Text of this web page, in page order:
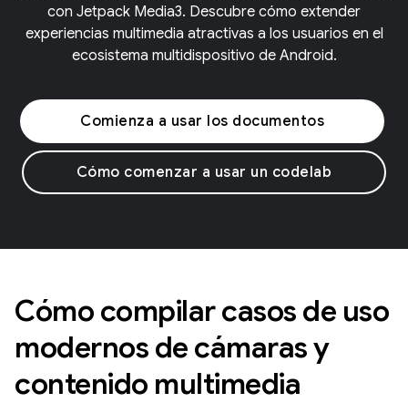
con Jetpack Media3. Descubre cómo extender
experiencias multimedia atractivas a los usuarios en el
ecosistema multidispositivo de Android.
Comienza a usar los documentos
Cómo comenzar a usar un codelab
Cómo compilar casos de uso
modernos de cámaras y
contenido multimedia